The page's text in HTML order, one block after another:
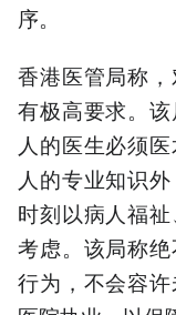
序。
香港医管局称
有极高要求。
人的医生必须
人的专业知识
时刻以病人福
考虑。该局称
行为，不会容